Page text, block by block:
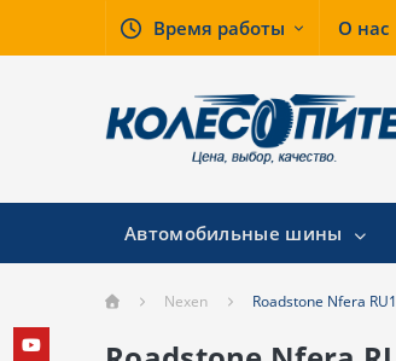
Время работы О нас
Автомобильные шины
Nexen Roadstone Nfera RU1